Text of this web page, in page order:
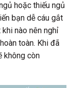
hoặc thiếu ngủ
bạn dễ cáu gắt
nào nên nghỉ
toàn. Khi đã
không còn